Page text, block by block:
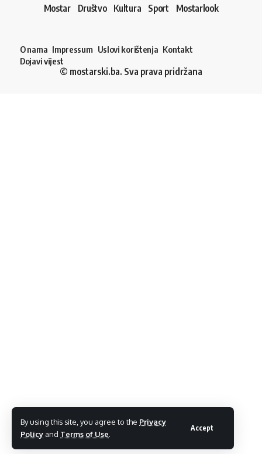
By using this site, you agree to the Privacy
Policy and Terms of Use.
Accept
Mostar Društvo Kultura Sport Mostarlook
O nama Impressum Uslovi korištenja Kontakt
Dojavi vijest
© mostarski.ba. Sva prava pridržana